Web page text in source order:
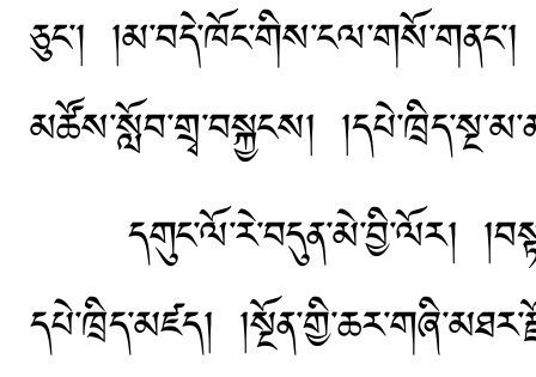
ཅུང་།
མཚོས་སློབ་གྲྭ་བསྐྱངས།
དགུང་ལོ་རེ་བདུན་མེ་བྱི་ལོར།
དཔེ་ཁྲིད་མཛད།